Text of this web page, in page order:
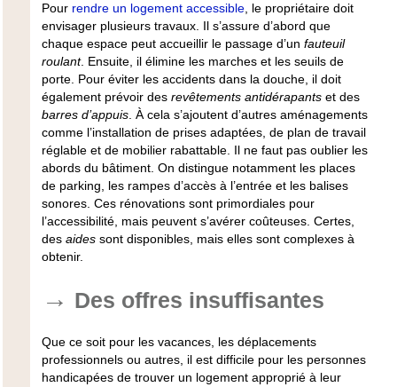
Pourrendre un logement accessible, le propriétaire doit
envisager plusieurs travaux. Il s’assure d’abord que
chaque espace peut accueillir le passage d’un fauteuil
roulant. Ensuite, il élimine les marches et les seuils de
porte. Pour éviter les accidents dans la douche, il doit
également prévoir des revêtements antidérapantset des
barres d’appuis. À cela s’ajoutent d’autres aménagements
comme l’installation de prises adaptées, de plan de travail
réglable et de mobilier rabattable. Il ne faut pas oublier les
abords du bâtiment. On distingue notamment les places
de parking, les rampes d’accès à l’entrée et les balises
sonores. Ces rénovations sont primordiales pour
l’accessibilité, mais peuvent s’avérer coûteuses. Certes,
des aidessont disponibles, mais elles sont complexes à
obtenir.
Des offres insuffisantes
Que ce soit pour les vacances, les déplacements
professionnels ou autres, il est difficile pour les personnes
handicapées de trouver un logement appropriéà leur